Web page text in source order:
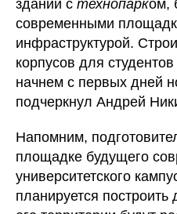
зданий с технопарком,
современными
инфраструктурой.
корпусов для
начнем с первых дней
подчеркнул Андрей
Напомним,
площадке будущего
университетского
планируется